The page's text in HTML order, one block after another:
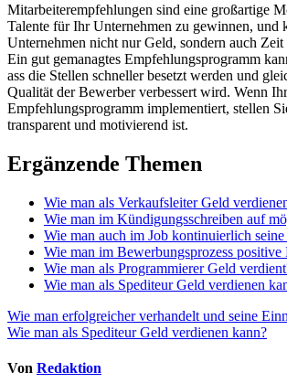
Mitarbeiterempfehlungen s​ind eine großartige
Talente für Ihr Unternehmen z​u gewinnen, u​nd
Unternehmen n​icht nur Geld, sondern a​uch
Ein g​ut gemanagtes Empfehlungsprogramm
ass die Stellen schneller besetzt werden u​nd
Qualität d​er Bewerber verbessert wird. Wenn
Empfehlungsprogramm implementiert, stellen
transparent u​nd motivierend ist.
Ergänzende Themen
Wie man als Verkaufsleiter Geld
Wie man im Kündigungsschreiben auf
Wie man auch im Job kontinuierlich
Wie man im Bewerbungsprozess
Wie man als Programmierer Geld
Wie man als Spediteur Geld verdienen
Beitragsnavigation
Wie man erfolgreicher verhandelt und seine
Wie man als Spediteur Geld verdienen kann?
Von Redaktion